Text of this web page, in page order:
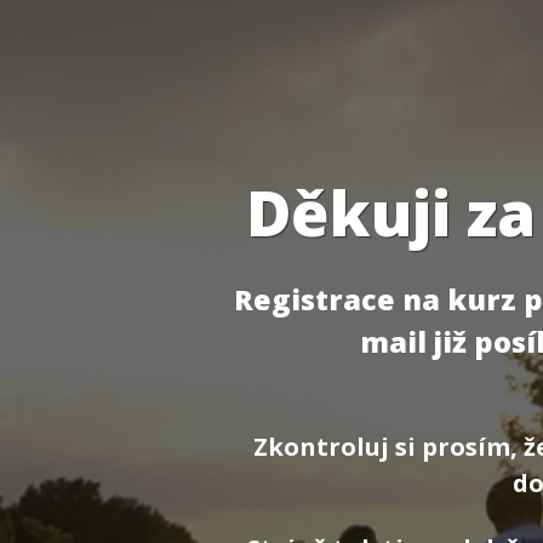
Děkuji
Registrace na kurz
mail již
Zkontroluj si prosím,